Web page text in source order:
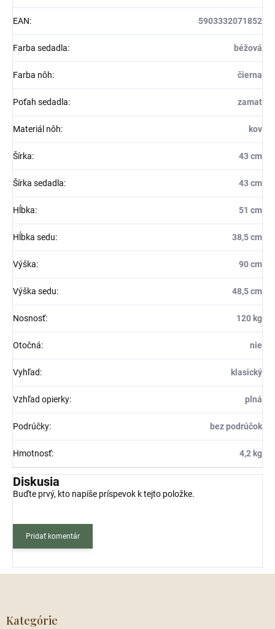
EAN: 5903332071852
Farba sedadla: béžová
Farba nôh: čierna
Poťah sedadla: zamat
Materiál nôh: kov
Šírka: 43 cm
Šírka sedadla: 43 cm
Hĺbka: 51 cm
Hĺbka sedu: 38,5 cm
Výška: 90 cm
Výška sedu: 48,5 cm
Nosnosť: 120 kg
Otočná: nie
Vyhľad: klasický
Vzhľad opierky: plná
Podrúčky: bez podrúčok
Hmotnosť: 4,2 kg
Diskusia
Buďte prvý, kto napíše príspevok k tejto položke.
Pridať komentár
Kategórie